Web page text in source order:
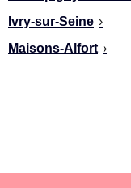
Ivry-sur-Seine ›
Maisons-Alfort ›